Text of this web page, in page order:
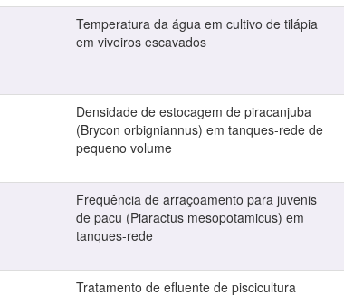
Temperatura da água em cultivo de tilápia
em viveiros escavados
Densidade de estocagem de piracanjuba
(Brycon orbigniannus) em tanques-rede de
pequeno volume
Frequência de arraçoamento para juvenis
de pacu (Piaractus mesopotamicus) em
tanques-rede
Tratamento de efluente de piscicultura